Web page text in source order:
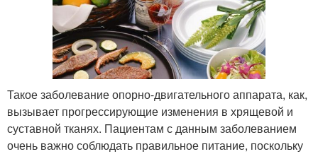
Такое заболевание опорно-двигательного аппарата, как,
вызывает прогрессирующие изменения в хрящевой и
суставной тканях. Пациентам с данным заболеванием
очень важно соблюдать правильное питание, поскольку